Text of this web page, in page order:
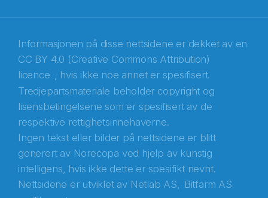
Informasjonen på disse nettsidene er dekket av en
CC BY 4.0 (Creative Commons Attribution)
licence , hvis ikke noe annet er spesifisert.
Tredjepartsmateriale beholder copyright og
lisensbetingelsene som er spesifisert av de
respektive rettighetsinnehaverne.
Ingen tekst eller bilder på nettsidene er blitt
generert av Norecopa ved hjelp av kunstig
intelligens, hvis ikke dette er spesifikt nevnt.
Nettsidene er utviklet av Netlab AS, Bitfarm AS